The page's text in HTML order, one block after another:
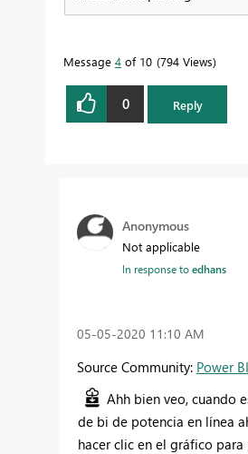
Message 4 of 10 794 Views
0 Reply
Anonymous
Not applicable
In response toedhans
‎05-05-2020 11:10 AM
Source Community: Power BI
Ahh bien veo, cuando
de bi de potencia en línea
hacer clic en el gráfico